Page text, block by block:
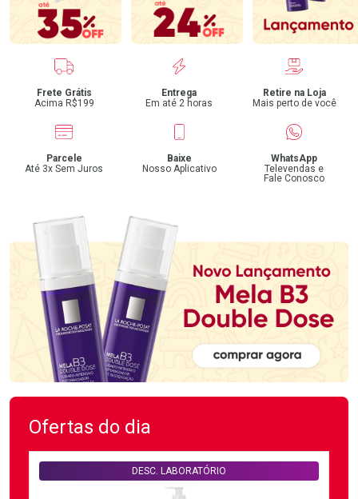
Benefícios
Frete Grátis
Acima R$199
Entrega
Em até 2 horas
Retire na Loja
Mais perto de você
Parcele
Até 3x Sem Juros
Baixe
Nosso Aplicativo
WhatsApp
Televendas e
Fale Conosco
Ofertas do dia
DESC. LABORATÓRIO